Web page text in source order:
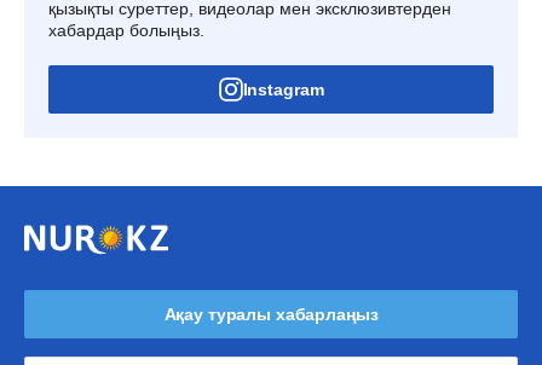
қызықты суреттер, видеолар мен эксклюзивтерден
хабардар болыңыз.
Instagram
Ақау туралы хабарлаңыз